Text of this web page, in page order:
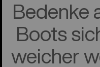
Bedenke
Boots
weicher